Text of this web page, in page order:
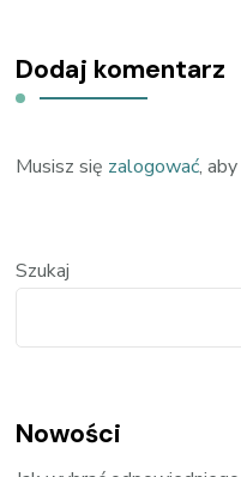
Dodaj komentarz
Musisz się zalogować,
Szukaj
Nowości